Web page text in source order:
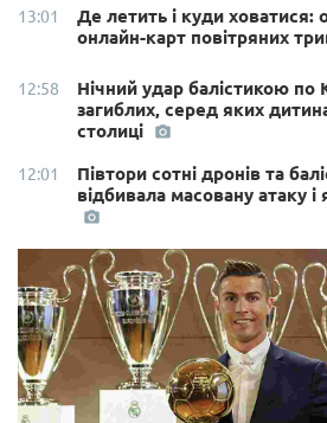
13:01
Де летить і куди ховатися:
онлайн-карт повітряних
12:58
Нічний удар балістикою по
загиблих, серед яких
столиці
12:01
Півтори сотні дронів та
відбивала масовану атаку і